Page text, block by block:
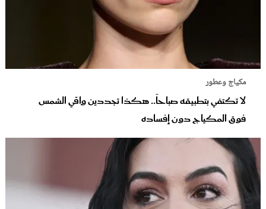
مكياج وعطور
لا تكتفي بتطبيقه صباحاً.. هكذا تجددين واقي الشمس
فوق المكياج دون إفساده